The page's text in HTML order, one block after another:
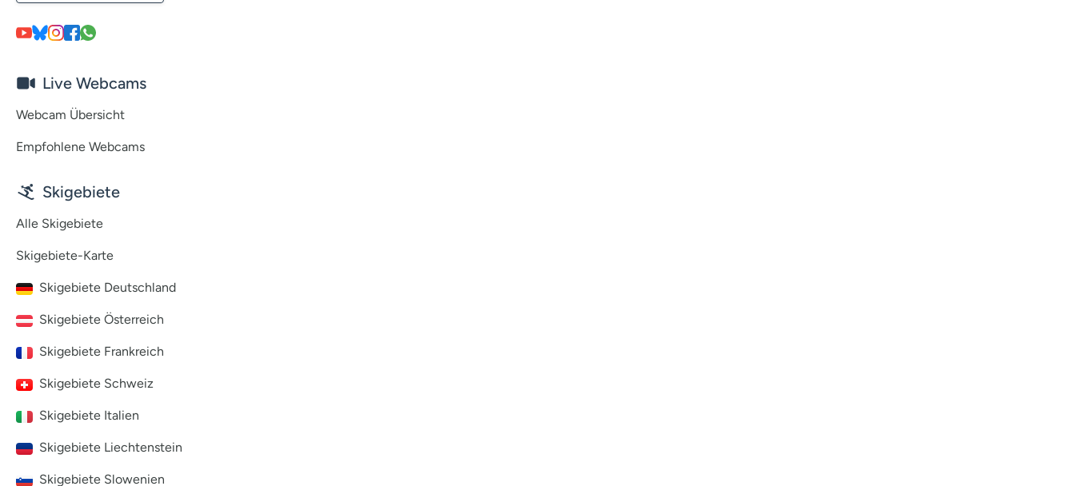
Live Webcams
Webcam Übersicht
Empfohlene Webcams
Skigebiete
Alle Skigebiete
Skigebiete-Karte
Skigebiete Deutschland
Skigebiete Österreich
Skigebiete Frankreich
Skigebiete Schweiz
Skigebiete Italien
Skigebiete Liechtenstein
Skigebiete Slowenien